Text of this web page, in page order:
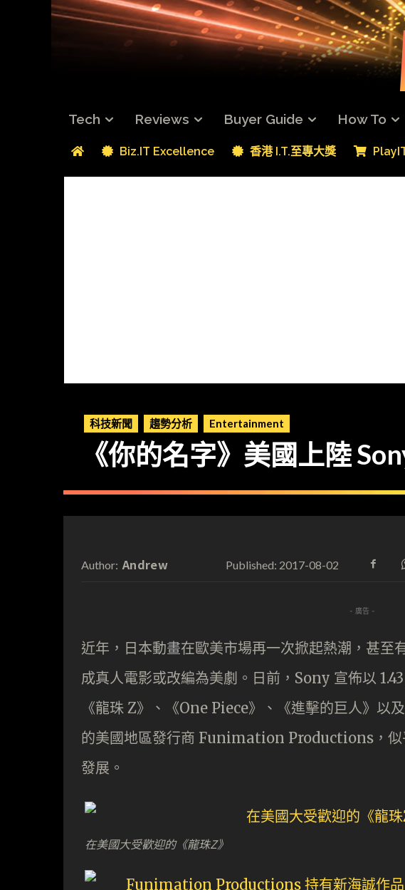
Tech Reviews Buyer Guide How To
Biz.IT Excellence 香港 I.T.至專大獎
科技新聞 趨勢分析 Entertainment
《你的名字》美國上陸
Author: Andrew Published: 2017-08-02
- 廣告 -
近年，日本動畫在歐美市場再一次掀起熱潮，甚至
成真人電影或改編為美劇。日前，Sony 宣佈以
《龍珠 Z》、《One Piece》、《進擊的巨人》以
的美國地區發行商 Funimation Productions，似
發展。
在美國大受歡迎的《龍珠Z》